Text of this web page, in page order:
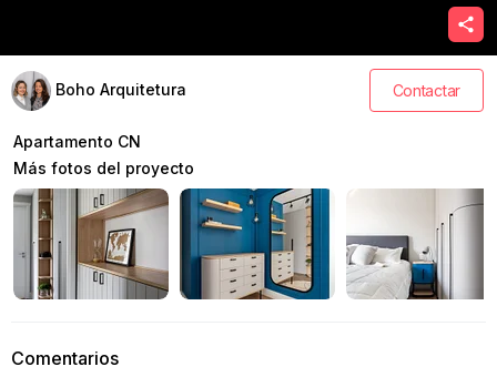
Boho Arquitetura Contactar
Apartamento CN
Más fotos del proyecto
Comentarios